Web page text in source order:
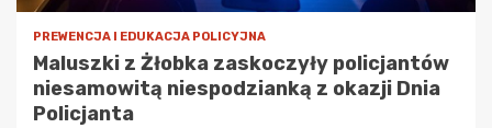
PREWENCJA I EDUKACJA POLICYJNA
Maluszki z Żłobka zaskoczyły policjantów
niesamowitą niespodzianką z okazji Dnia
Policjanta